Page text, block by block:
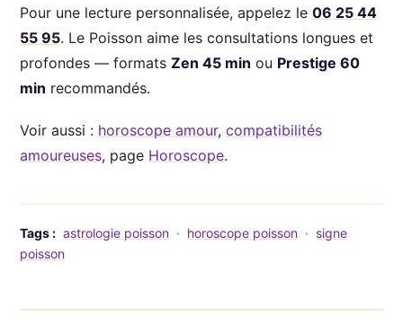
Pour une lecture personnalisée, appelez le 06 25 44
55 95. Le Poisson aime les consultations longues et
profondes — formats Zen 45 min ou Prestige 60
min recommandés.
Voir aussi : horoscope amour, compatibilités
amoureuses, page Horoscope.
Tags : astrologie poisson · horoscope poisson · signe
poisson